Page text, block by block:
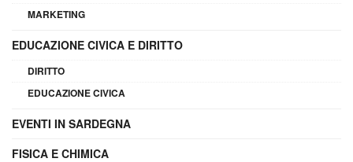
MARKETING
EDUCAZIONE CIVICA E DIRITTO
DIRITTO
EDUCAZIONE CIVICA
EVENTI IN SARDEGNA
FISICA E CHIMICA